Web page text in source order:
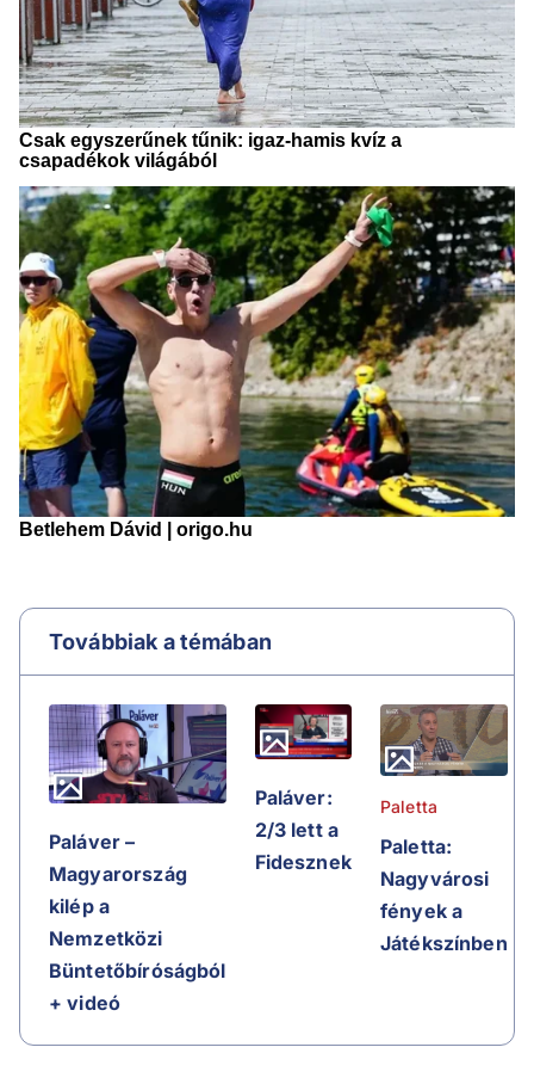
Továbbiak a témában
Paláver –
Magyarország
kilép a
Nemzetközi
Büntetőbíróságból
+ videó
Paláver:
2/3 lett a
Fidesznek
Paletta
Paletta:
Nagyvárosi
fények a
Játékszínben